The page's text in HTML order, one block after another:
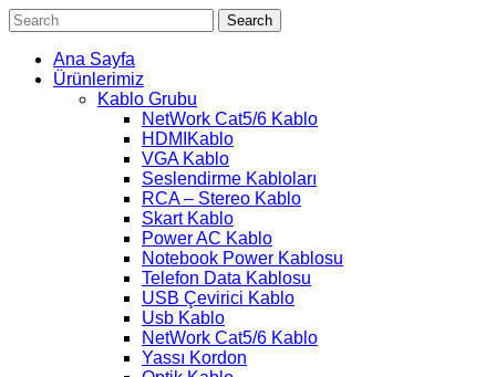
Search
Ana Sayfa
Ürünlerimiz
Kablo Grubu
NetWork Cat5/6 Kablo
HDMIKablo
VGA Kablo
Seslendirme Kabloları
RCA – Stereo Kablo
Skart Kablo
Power AC Kablo
Notebook Power Kablosu
Telefon Data Kablosu
USB Çevirici Kablo
Usb Kablo
NetWork Cat5/6 Kablo
Yassı Kordon